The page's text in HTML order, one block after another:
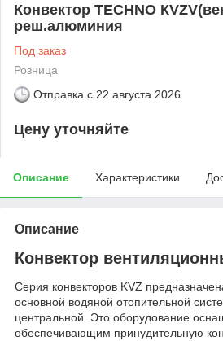
Конвектор TECHNO
реш.алюминия
Под заказ
Розница
Отправка с 22 августа 2026
Цену уточняйте
Описание Характеристики
Описание
Конвектор
Серия конвекторов KVZ
основной водяной отопительной
центральной. Это оборудование
обеспечивающим принудительную